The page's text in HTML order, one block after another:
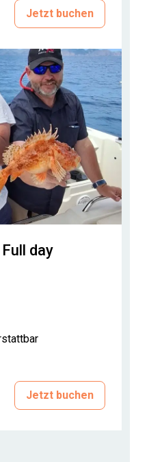
Jetzt buchen
day
Jetzt buchen